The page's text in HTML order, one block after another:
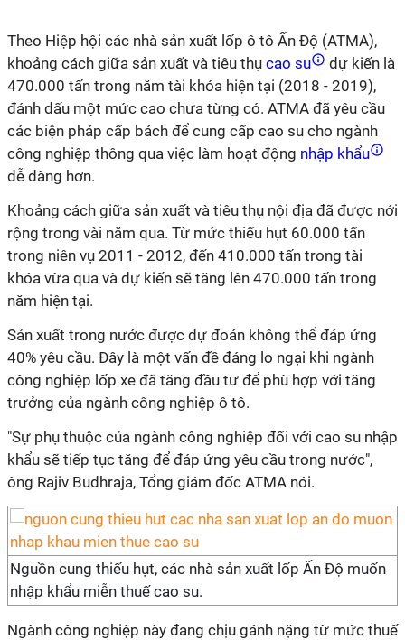
Theo Hiệp hội các nhà sản xuất lốp ô tô Ấn Độ (ATMA),
khoảng cách giữa sản xuất và tiêu thụ cao su
dự kiến là
470.000 tấn trong năm tài khóa hiện tại (2018 - 2019),
đánh dấu một mức cao chưa từng có. ATMA đã yêu cầu
các biện pháp cấp bách để cung cấp cao su cho ngành
công nghiệp thông qua việc làm hoạt động nhập khẩu
dễ dàng hơn.
Khoảng cách giữa sản xuất và tiêu thụ nội địa đã được nới
rộng trong vài năm qua. Từ mức thiếu hụt 60.000 tấn
trong niên vụ 2011 - 2012, đến 410.000 tấn trong tài
khóa vừa qua và dự kiến ​​sẽ tăng lên 470.000 tấn trong
năm hiện tại.
Sản xuất trong nước được dự đoán không thể đáp ứng
40% yêu cầu. Đây là một vấn đề đáng lo ngại khi ngành
công nghiệp lốp xe đã tăng đầu tư để phù hợp với tăng
trưởng của ngành công nghiệp ô tô.
"Sự phụ thuộc của ngành công nghiệp đối với cao su nhập
khẩu sẽ tiếp tục tăng để đáp ứng yêu cầu trong nước",
ông Rajiv Budhraja, Tổng giám đốc ATMA nói.
Nguồn cung thiếu hụt, các nhà sản xuất lốp Ấn Độ muốn
nhập khẩu miễn thuế cao su.
Ngành công nghiệp này đang chịu gánh nặng từ mức thuế